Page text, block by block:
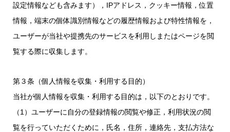
設定情報なども含みます），IPアドレス，クッキー情報，位置
情報，端末の個体識別情報などの履歴情報および特性情報を，
ユーザーが当社や提携先のサービスを利用しまたはページを閲
覧する際に収集します。
第３条（個人情報を収集・利用する目的）
当社が個人情報を収集・利用する目的は，以下のとおりです。
（1）ユーザーに自分の登録情報の閲覧や修正，利用状況の閲
覧を行っていただくために，氏名，住所，連絡先，支払方法な